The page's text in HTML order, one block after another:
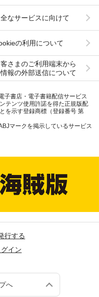
なサービスに向けて
の利用について
さまのご利用端末から
報の外部送信について
子書店・電子書籍配信サービス
テンツ使用許諾を得た正規版配
を示す登録商標（登録番号 第
マークを掲示しているサービス
行する
イン
へ